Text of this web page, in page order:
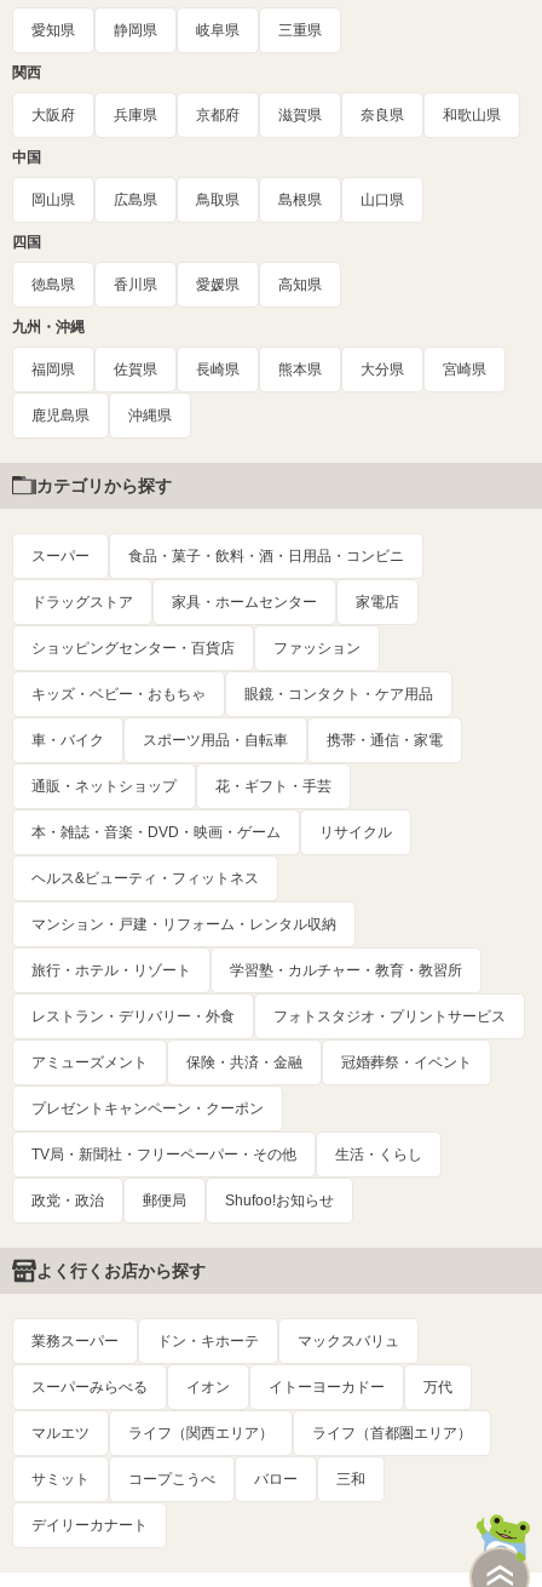
愛知県 静岡県 岐阜県 三重県
関西
大阪府 兵庫県 京都府 滋賀県 奈良県 和歌山県
中国
岡山県 広島県 鳥取県 島根県 山口県
四国
徳島県 香川県 愛媛県 高知県
九州・沖縄
福岡県 佐賀県 長崎県 熊本県 大分県 宮崎県
鹿児島県 沖縄県
カテゴリから探す
スーパー 食品・菓子・飲料・酒・日用品・コンビニ
ドラッグストア 家具・ホームセンター 家電店
ショッピングセンター・百貨店 ファッション
キッズ・ベビー・おもちゃ 眼鏡・コンタクト・ケア用品
車・バイク スポーツ用品・自転車 携帯・通信・家電
通販・ネットショップ 花・ギフト・手芸
本・雑誌・音楽・DVD・映画・ゲーム リサイクル
ヘルス&ビューティ・フィットネス
マンション・戸建・リフォーム・レンタル収納
旅行・ホテル・リゾート 学習塾・カルチャー・教育・教習所
レストラン・デリバリー・外食 フォトスタジオ・プリントサービス
アミューズメント 保険・共済・金融 冠婚葬祭・イベント
プレゼントキャンペーン・クーポン
TV局・新聞社・フリーペーパー・その他 生活・くらし
政党・政治 郵便局 Shufoo!お知らせ
よく行くお店から探す
業務スーパー ドン・キホーテ マックスバリュ
スーパーみらべる イオン イトーヨーカドー 万代
マルエツ ライフ（関西エリア） ライフ（首都圏エリア）
サミット コープこうべ バロー 三和
デイリーカナート